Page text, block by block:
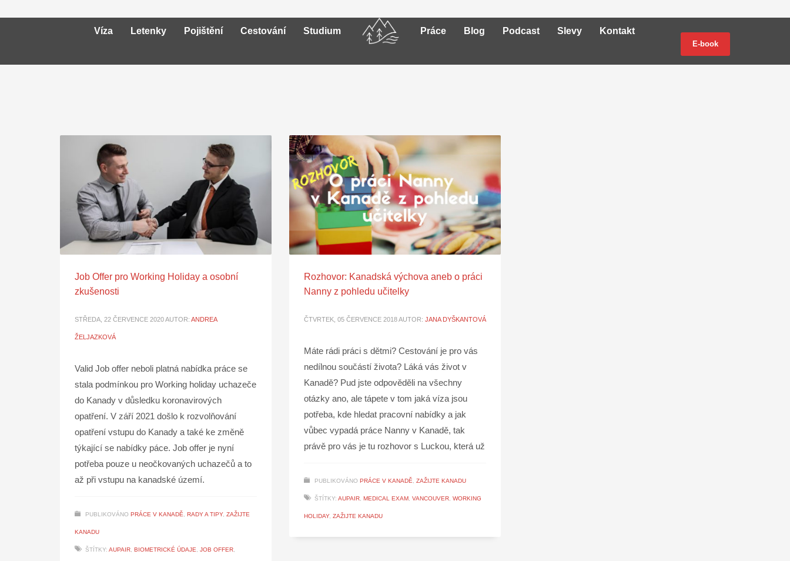
Víza Letenky Pojištění Cestování Studium Práce Blog Podcast Slevy Kontakt
E-book
Job Offer pro Working Holiday a osobní
zkušenosti
STŘEDA, 22 ČERVENCE 2020AUTOR: ANDREA
ŽELJAZKOVÁ
Valid Job offer neboli platná nabídka práce se
stala podmínkou pro Working holiday uchazeče
do Kanady v důsledku koronavirových
opatření. V září 2021 došlo k rozvolňování
opatření vstupu do Kanady a také ke změně
týkající se nabídky páce. Job offer je nyní
potřeba pouze u neočkovaných uchazečů a to
až při vstupu na kanadské území.
PUBLIKOVÁNO PRÁCE V KANADĚ, RADY A TIPY, ZAŽIJTE
KANADU
ŠTÍTKY: AUPAIR, BIOMETRICKÉ ÚDAJE, JOB OFFER,
Rozhovor: Kanadská výchova aneb o práci
Nanny z pohledu učitelky
ČTVRTEK, 05 ČERVENCE 2018AUTOR: JANA DYŠKANTOVÁ
Máte rádi práci s dětmi? Cestování je pro vás
nedílnou součástí života? Láká vás život v
Kanadě? Pud jste odpověděli na všechny
otázky ano, ale tápete v tom jaká víza jsou
potřeba, kde hledat pracovní nabídky a jak
vůbec vypadá práce Nanny v Kanadě, tak
právě pro vás je tu rozhovor s Luckou, která už
PUBLIKOVÁNO PRÁCE V KANADĚ, ZAŽIJTE KANADU
ŠTÍTKY: AUPAIR, MEDICAL EXAM, VANCOUVER, WORKING
HOLIDAY, ZAŽIJTE KANADU